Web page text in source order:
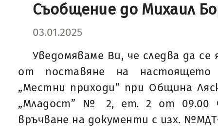
Съобщение до Михаил
03.01.2025
Уведомяваме Ви, че следва да
от поставяне на
„Местни приходи” при Община
„Младост” № 2, ет. 2 от 09.00
връчване на документи с изх. №МДТ-